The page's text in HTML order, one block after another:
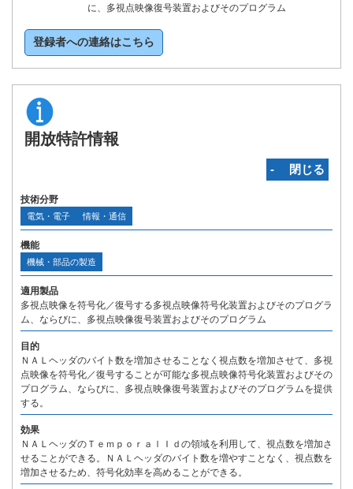
に、多視点映像復号装置およびそのプログラム
登録者への連絡はこちら
開放特許情報
‐ 閉じる
技術分野
電気・電子 情報・通信
機能
機械・部品の製造
適用製品
多視点映像を符号化／復号する多視点映像符号化装置およびそのプログラ
ム、ならびに、多視点映像復号装置およびそのプログラム
目的
ＮＡＬヘッダのバイト数を増加させることなく視点数を増加させて、多視
点映像を符号化／復号することが可能な多視点映像符号化装置およびその
プログラム、ならびに、多視点映像復号装置およびそのプログラムを提供
する。
効果
ＮＡＬヘッダのＴｅｍｐｏｒａｌＩｄの領域を利用して、視点数を増加さ
せることができる。ＮＡＬヘッダのバイト数を増やすことなく、視点数を
増加させるため、符号化効率を高めることができる。